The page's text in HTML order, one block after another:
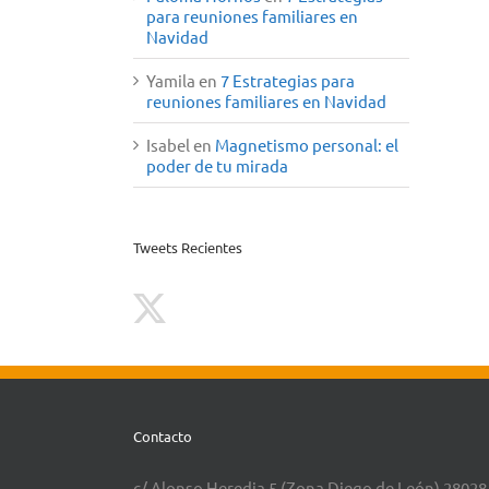
para reuniones familiares en
Navidad
Yamila en 7 Estrategias para
reuniones familiares en Navidad
Isabel en Magnetismo personal: el
poder de tu mirada
Tweets Recientes
Contacto